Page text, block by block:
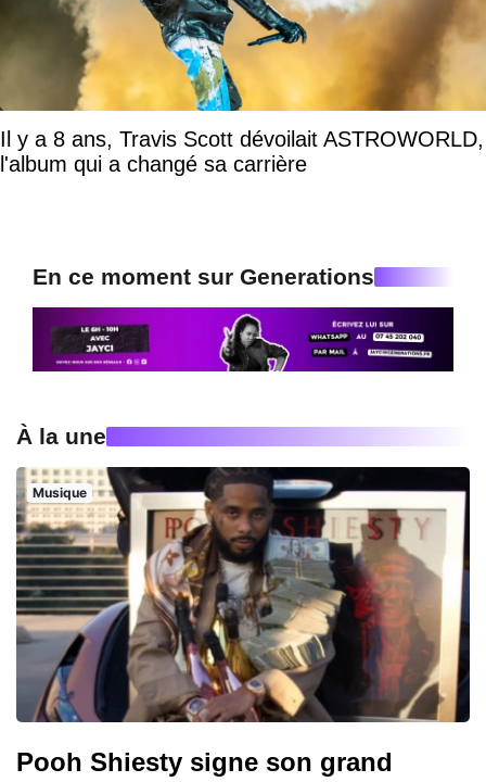
Il y a 8 ans, Travis Scott dévoilait ASTROWORLD,
l'album qui a changé sa carrière
En ce moment sur Generations
À la une
Musique
Pooh Shiesty signe son grand